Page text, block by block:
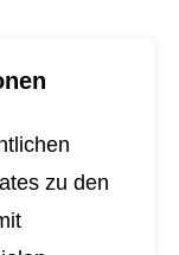
zu den